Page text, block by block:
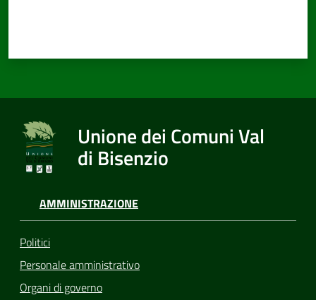
Seguici
su
Unione dei Comuni Val
di Bisenzio
AMMINISTRAZIONE
Politici
Personale amministrativo
Organi di governo